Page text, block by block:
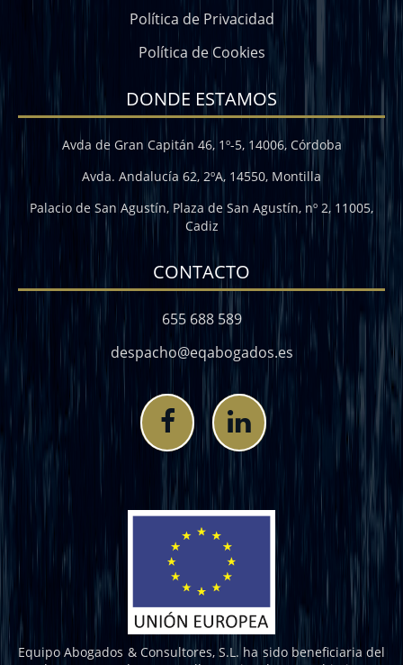
Política de Privacidad
Política de Cookies
DONDE ESTAMOS
Avda de Gran Capitán 46, 1º-5, 14006, Córdoba
Avda. Andalucía 62, 2ºA, 14550, Montilla
Palacio de San Agustín, Plaza de San Agustín, nº 2, 11005,
Cadiz
CONTACTO
655 688 589
despacho@eqabogados.es
Equipo Abogados & Consultores, S.L. ha sido beneficiaria del